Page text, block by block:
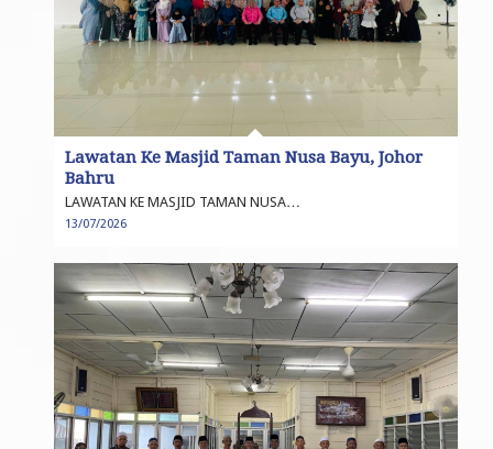
Lawatan Ke Masjid Taman Nusa Bayu, Johor
Bahru
LAWATAN KE MASJID TAMAN NUSA…
13/07/2026